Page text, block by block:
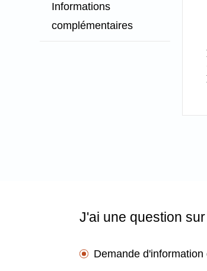
Informations
complémentaires
J'ai une question
Demande